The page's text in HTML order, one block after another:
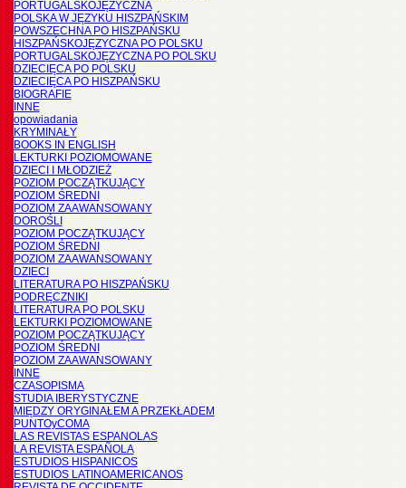
PORTUGALSKOJĘZYCZNA
POLSKA W JĘZYKU HISZPAŃSKIM
POWSZECHNA PO HISZPAŃSKU
HISZPAŃSKOJĘZYCZNA PO POLSKU
PORTUGALSKOJĘZYCZNA PO POLSKU
DZIECIĘCA PO POLSKU
DZIECIĘCA PO HISZPAŃSKU
BIOGRAFIE
INNE
opowiadania
KRYMINAŁY
BOOKS IN ENGLISH
LEKTURKI POZIOMOWANE
DZIECI I MŁODZIEŻ
POZIOM POCZĄTKUJĄCY
POZIOM ŚREDNI
POZIOM ZAAWANSOWANY
DOROŚLI
POZIOM POCZĄTKUJĄCY
POZIOM ŚREDNI
POZIOM ZAAWANSOWANY
DZIECI
LITERATURA PO HISZPAŃSKU
PODRĘCZNIKI
LITERATURA PO POLSKU
LEKTURKI POZIOMOWANE
POZIOM POCZĄTKUJĄCY
POZIOM ŚREDNI
POZIOM ZAAWANSOWANY
INNE
CZASOPISMA
STUDIA IBERYSTYCZNE
MIĘDZY ORYGINAŁEM A PRZEKŁADEM
PUNTOyCOMA
LAS REVISTAS ESPANOLAS
LA REVISTA ESPAÑOLA
ESTUDIOS HISPANICOS
ESTUDIOS LATINOAMERICANOS